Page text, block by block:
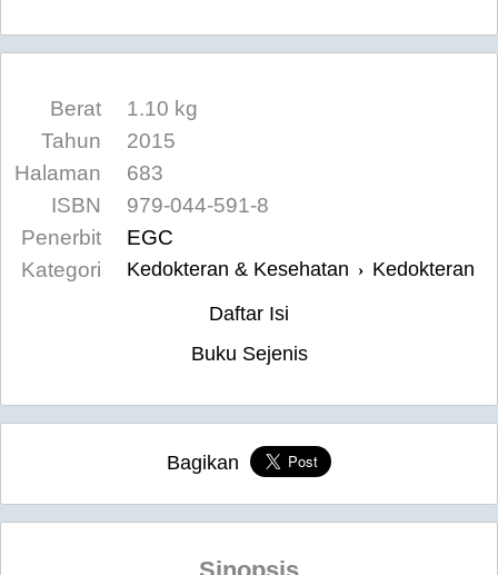
Berat
1.10 kg
Tahun
2015
Halaman
683
ISBN
979-044-591-8
Penerbit
EGC
Kategori
Kedokteran & Kesehatan › Kedokteran
Daftar Isi
Buku Sejenis
Bagikan